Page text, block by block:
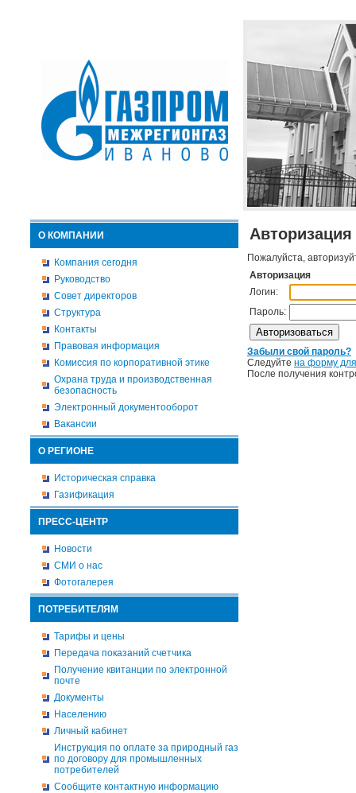
О КОМПАНИИ
Компания сегодня
Руководство
Совет директоров
Структура
Контакты
Правовая информация
Комиссия по корпоративной этике
Охрана труда и производственная
безопасность
Электронный документооборот
Вакансии
О РЕГИОНЕ
Историческая справка
Газификация
ПРЕСС-ЦЕНТР
Новости
СМИ о нас
Фотогалерея
ПОТРЕБИТЕЛЯМ
Тарифы и цены
Передача показаний счетчика
Получение квитанции по электронной
почте
Документы
Населению
Личный кабинет
Инструкция по оплате за природный газ
по договору для промышленных
потребителей
Сообщите контактную информацию
Авторизация
Пожалуйста,
Авторизация
Логин:
Пароль:
Забыли свой пароль?
Следуйте на форму
После получения